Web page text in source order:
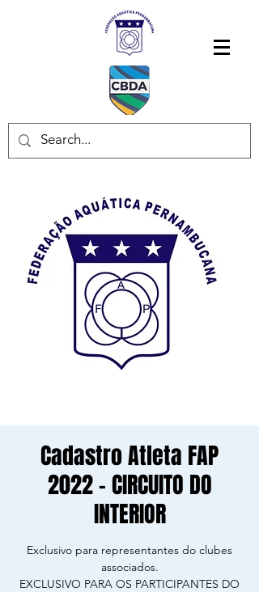
Cadastro Atleta FAP
2022 - CIRCUITO DO
INTERIOR
Exclusivo para representantes do clubes
associados.
EXCLUSIVO PARA OS PARTICIPANTES DO